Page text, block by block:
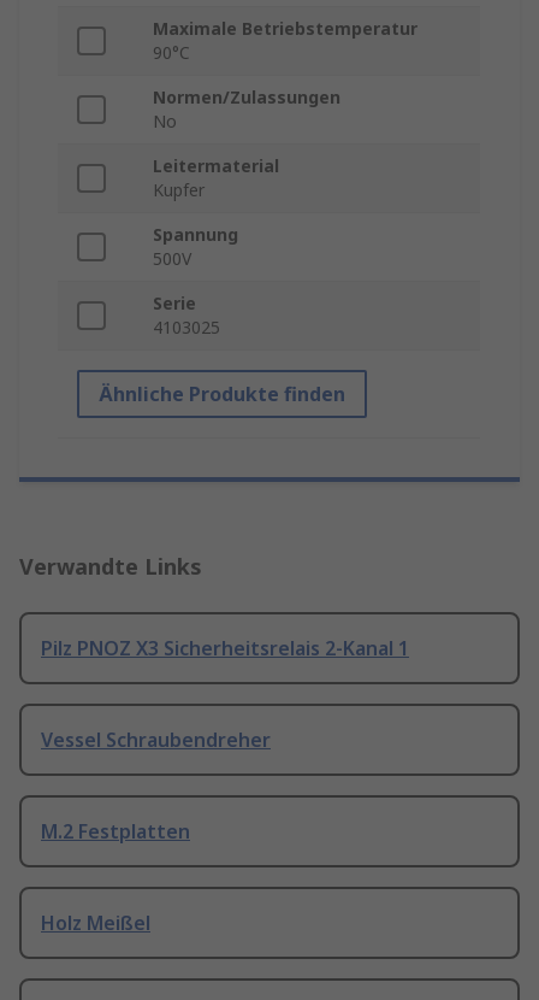
Maximale Betriebstemperatur
90°C
Normen/Zulassungen
No
Leitermaterial
Kupfer
Spannung
500V
Serie
4103025
Ähnliche Produkte finden
Verwandte Links
Pilz PNOZ X3 Sicherheitsrelais 2-Kanal 1
Vessel Schraubendreher
M.2 Festplatten
Holz Meißel